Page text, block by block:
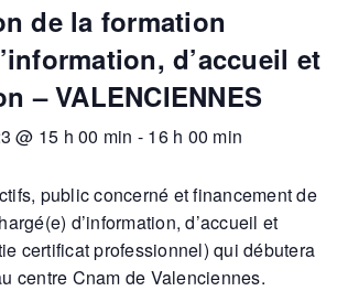
de la formation
d’accueil et
– VALENCIENNES
@ 15 h 00 min - 16 h 00 min
public concerné et financement de
d’information, d’accueil et
certificat professionnel) qui débutera
centre Cnam de Valenciennes.